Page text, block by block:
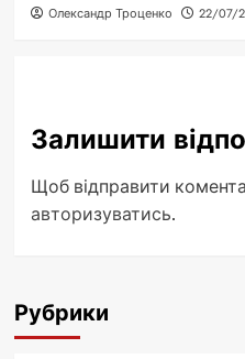
Олександр Троценко 22/07/
Залишити
Щоб відправити
авторизуватись.
Рубрики